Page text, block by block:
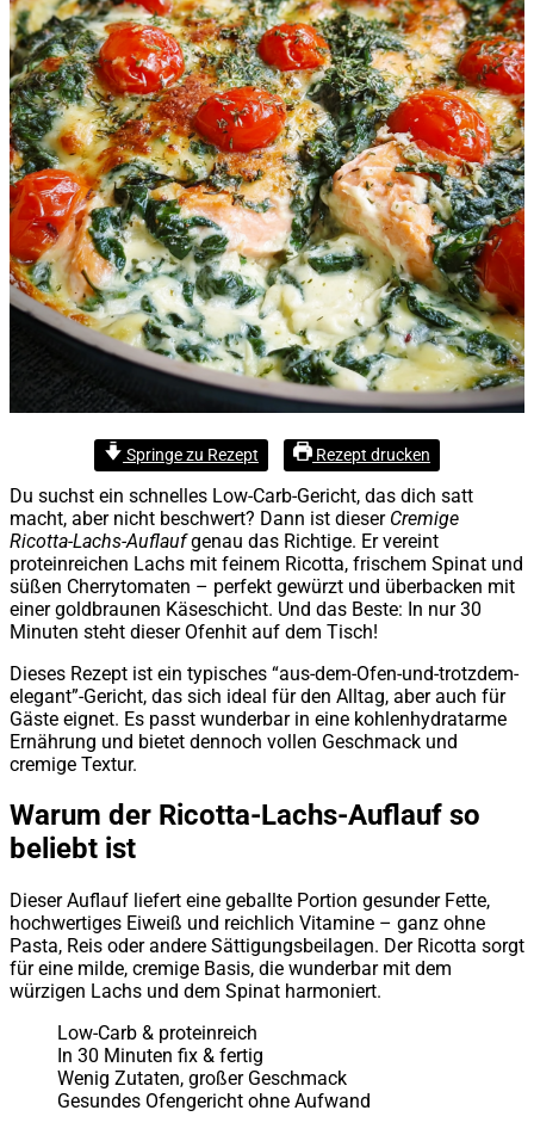
Springe zu Rezept Rezept drucken
Du suchst ein schnelles Low-Carb-Gericht, das dich satt
macht, aber nicht beschwert? Dann ist dieser Cremige
Ricotta-Lachs-Auflaufgenau das Richtige. Er vereint
proteinreichen Lachs mit feinem Ricotta, frischem Spinat und
süßen Cherrytomaten – perfekt gewürzt und überbacken mit
einer goldbraunen Käseschicht. Und das Beste: In nur 30
Minuten steht dieser Ofenhit auf dem Tisch!
Dieses Rezept ist ein typisches “aus-dem-Ofen-und-trotzdem-
elegant”-Gericht, das sich ideal für den Alltag, aber auch für
Gäste eignet. Es passt wunderbar in eine kohlenhydratarme
Ernährung und bietet dennoch vollen Geschmack und
cremige Textur.
Warum der Ricotta-Lachs-Auflauf so
beliebt ist
Dieser Auflauf liefert eine geballte Portion gesunder Fette,
hochwertiges Eiweiß und reichlich Vitamine – ganz ohne
Pasta, Reis oder andere Sättigungsbeilagen. Der Ricotta sorgt
für eine milde, cremige Basis, die wunderbar mit dem
würzigen Lachs und dem Spinat harmoniert.
Low-Carb & proteinreich
In 30 Minuten fix & fertig
Wenig Zutaten, großer Geschmack
Gesundes Ofengericht ohne Aufwand